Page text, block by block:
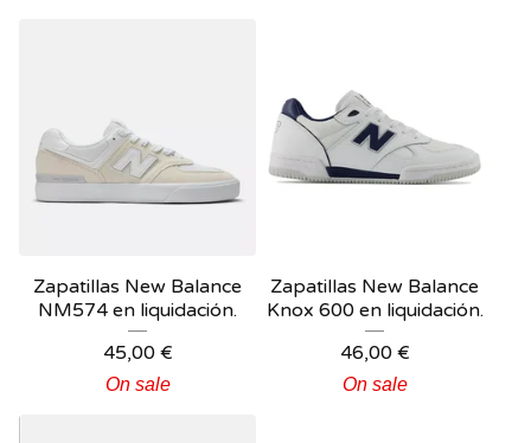
Zapatillas New Balance
NM574 en liquidación.
45,00 €
On sale
Zapatillas New Balance
Knox 600 en liquidación.
46,00 €
On sale